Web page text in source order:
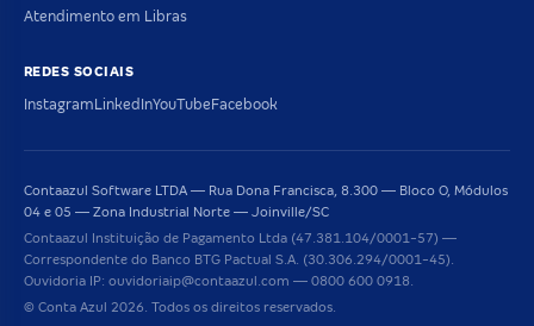
Atendimento em Libras
REDES SOCIAIS
Instagram LinkedInYouTube Facebook
Contaazul Software LTDA — Rua Dona Francisca, 8.300 — Bloco O, Módulos
04 e 05 — Zona Industrial Norte — Joinville/SC
Contaazul Instituição de Pagamento Ltda (47.381.104/0001-57) —
Correspondente do Banco BTG Pactual S.A. (30.306.294/0001-45).
Ouvidoria IP: ouvidoriaip@contaazul.com — 0800 600 0918.
© Conta Azul 2026. Todos os direitos reservados.